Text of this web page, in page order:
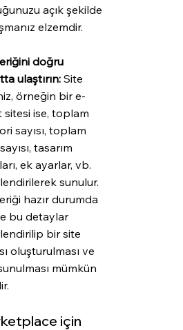
açık şekilde
elzemdir.
doğru
ulaştırın: Site
örneğin bir e-
sitesi ise, toplam
sayısı, toplam
tasarım
ek ayarlar, vb.
sunulur.
hazır durumda
bu detaylar
bir site
oluşturulması ve
mümkün
için